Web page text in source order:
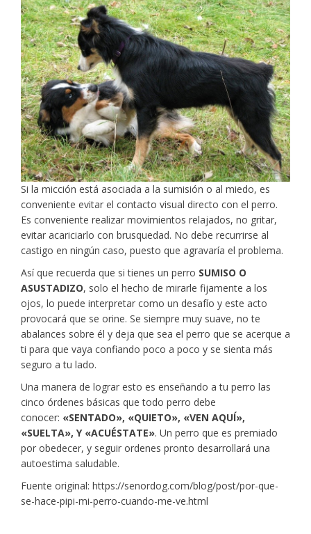
Si la micción está asociada a la sumisión o al miedo, es
conveniente evitar el contacto visual directo con el perro.
Es conveniente realizar movimientos relajados, no gritar,
evitar acariciarlo con brusquedad. No debe recurrirse al
castigo en ningún caso, puesto que agravaría el problema.
Así que recuerda que si tienes un perro SUMISO O
ASUSTADIZO, solo el hecho de mirarle fijamente a los
ojos, lo puede interpretar como un desafío y este acto
provocará que se orine. Se siempre muy suave, no te
abalances sobre él y deja que sea el perro que se acerque a
ti para que vaya confiando poco a poco y se sienta más
seguro a tu lado.
Una manera de lograr esto es enseñando a tu perro las
cinco órdenes básicas que todo perro debe
conocer: «SENTADO», «QUIETO», «VEN AQUÍ»,
«SUELTA», Y «ACUÉSTATE». Un perro que es premiado
por obedecer, y seguir ordenes pronto desarrollará una
autoestima saludable.
Fuente original: https://senordog.com/blog/post/por-que-
se-hace-pipi-mi-perro-cuando-me-ve.html